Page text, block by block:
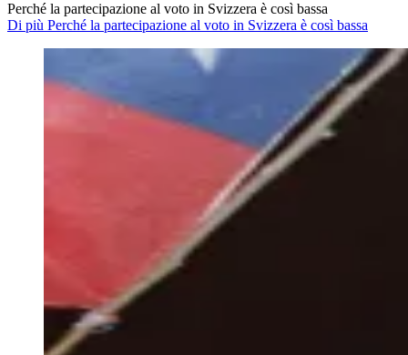
Perché la partecipazione al voto in Svizzera è così bassa
Di più Perché la partecipazione al voto in Svizzera è così bassa